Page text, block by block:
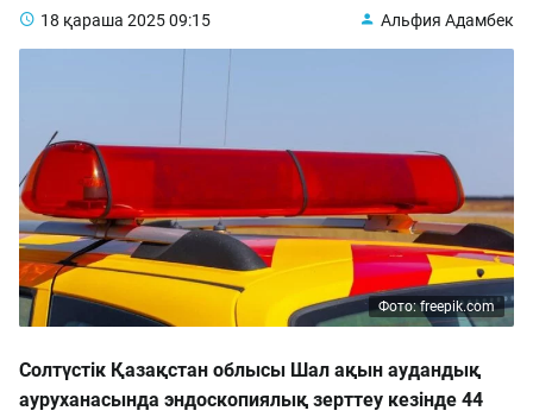
18 қараша 202509:15 Альфия Адамбек
Фото: freepik.com
Солтүстік Қазақстан облысы Шал ақын аудандық
ауруханасында эндоскопиялық зерттеу кезінде 44